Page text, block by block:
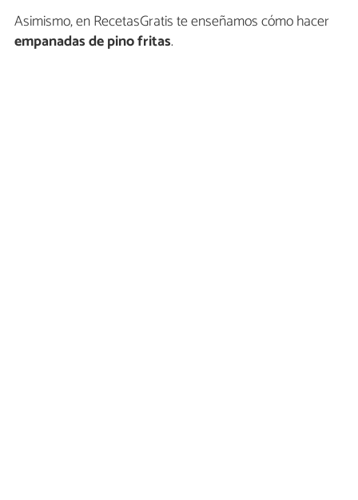
Asimismo, en RecetasGratis te enseñamos cómo hacer
empanadas de pino fritas.